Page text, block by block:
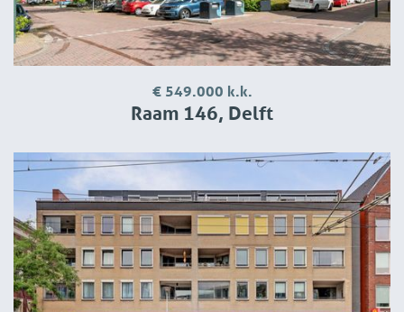
€ 549.000 k.k.
Raam 146, Delft